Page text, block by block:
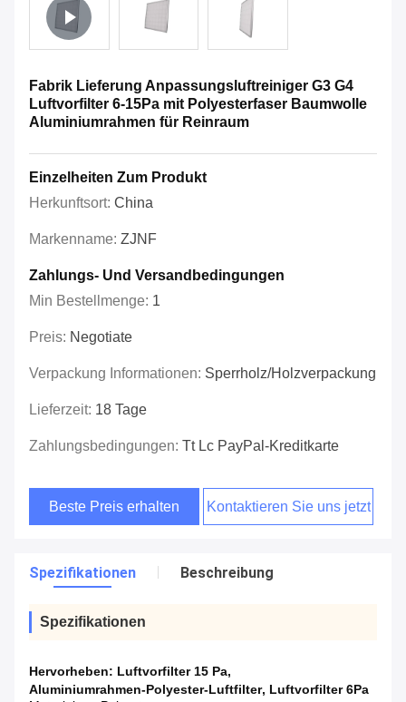
Fabrik Lieferung Anpassungsluftreiniger G3 G4
Luftvorfilter 6-15Pa mit Polyesterfaser Baumwolle
Aluminiumrahmen für Reinraum
Einzelheiten Zum Produkt
Herkunftsort: China
Markenname: ZJNF
Zahlungs- Und Versandbedingungen
Min Bestellmenge: 1
Preis: Negotiate
Verpackung Informationen: Sperrholz/Holzverpackung
Lieferzeit: 18 Tage
Zahlungsbedingungen: Tt Lc PayPal-Kreditkarte
Beste Preis erhalten Kontaktieren Sie uns jetzt
Spezifikationen Beschreibung
Spezifikationen
Hervorheben: Luftvorfilter 15 Pa,
Aluminiumrahmen-Polyester-Luftfilter, Luftvorfilter 6Pa